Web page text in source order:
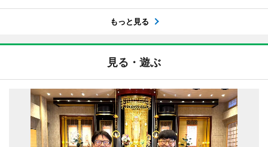
もっと見る
見る・遊ぶ